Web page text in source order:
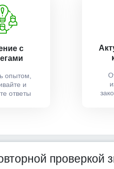
с
опытом,
и
ответы
проверкой